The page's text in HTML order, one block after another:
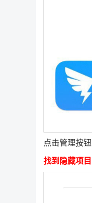
点击管理按钮
找到隐藏项目